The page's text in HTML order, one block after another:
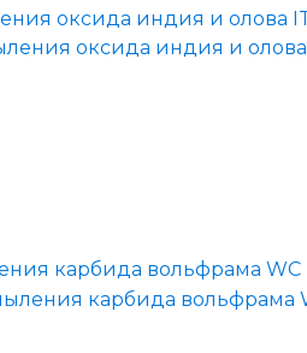
оксида индия и олова
карбида вольфрама WC